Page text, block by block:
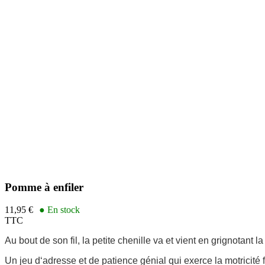
Pomme à enfiler
11,95 €
● En stock
TTC
Au bout de son fil, la petite chenille va et vient en grignotant la
Un jeu d‘adresse et de patience génial qui exerce la motricité